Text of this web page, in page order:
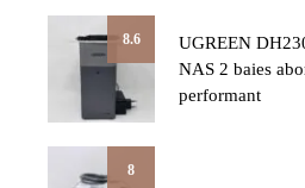
8.6
UGREEN
NAS 2 baies
performant
8